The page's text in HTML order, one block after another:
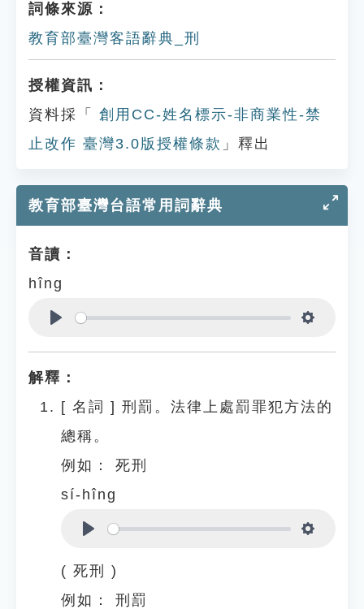
詞條來源：
教育部臺灣客語辭典_刑
授權資訊：
資料採「
創用CC-姓名標示-非商業性-禁
止改作 臺灣3.0版授權條款 」釋出
教育部臺灣台語常用詞辭典
音讀：
hîng
解釋：
[ 名詞 ] 刑罰。法律上處罰罪犯方法的
總稱。
例如：
死刑
sí-hîng
( 死刑 )
例如：
刑罰